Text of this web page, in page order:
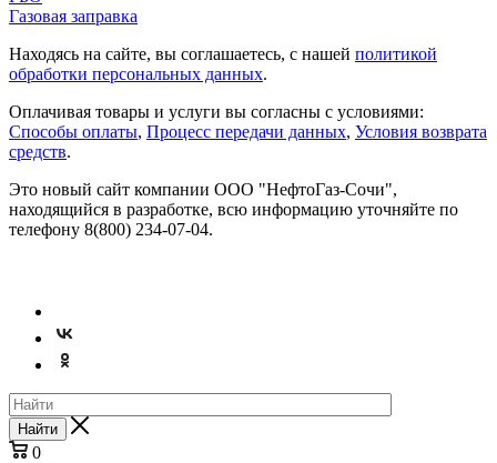
Газовая заправка
Находясь на сайте, вы соглашаетесь, с нашей политикой
обработки персональных данных.
Оплачивая товары и услуги вы согласны с условиями:
Способы оплаты, Процесс передачи данных, Условия возврата
средств.
Это новый сайт компании ООО "НефтоГаз-Сочи",
находящийся в разработке, всю информацию уточняйте по
телефону 8(800) 234-07-04.
Найти
0